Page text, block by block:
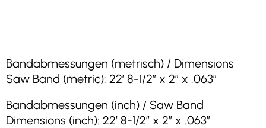
Bandabmessungen (metrisch) / Dimensions
Saw Band (metric): 22′ 8-1/2″ x 2″ x .063″
Bandabmessungen (inch) / Saw Band
Dimensions (inch): 22′ 8-1/2″ x 2″ x .063″